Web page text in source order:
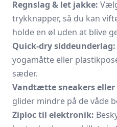
Regnslag & let jakke:
trykknapper, så du kan
holde en øl uden at blive
Quick-dry siddeunderlag:
yogamåtte eller
sæder.
Vandtætte sneakers
glider mindre på de våde
Ziploc til elektronik: